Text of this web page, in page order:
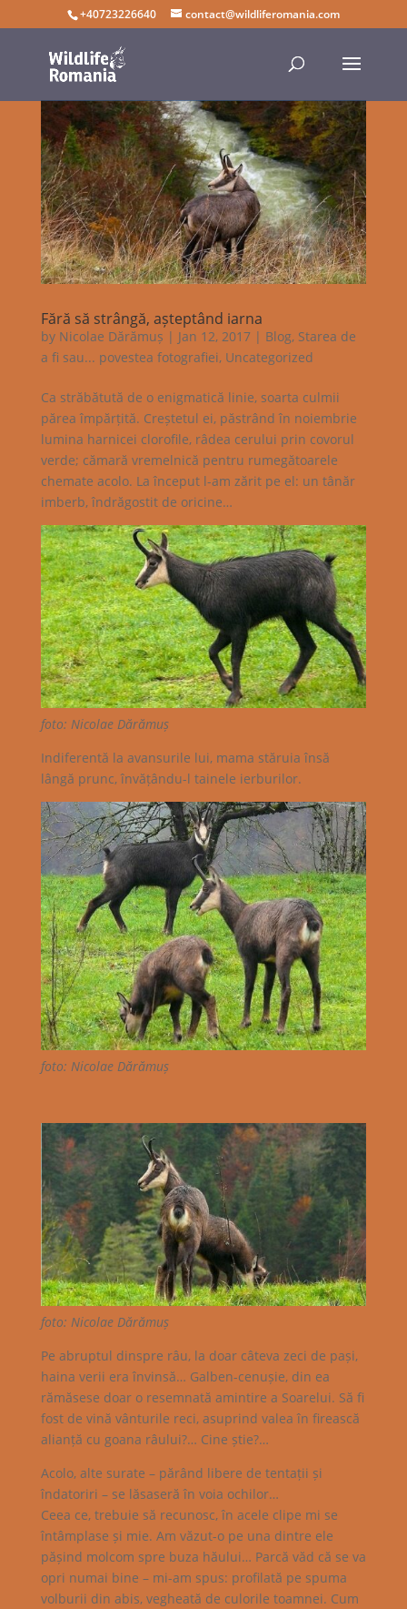
+40723226640 contact@wildliferomania.com
Fără să strângă, așteptând iarna
by Nicolae Dărămuș | Jan 12, 2017| Blog, Starea de
a fi sau... povestea fotografiei, Uncategorized
Ca străbătută de o enigmatică linie, soarta culmii
părea împărțită. Creștetul ei, păstrând în noiembrie
lumina harnicei clorofile, râdea cerului prin covorul
verde; cămară vremelnică pentru rumegătoarele
chemate acolo. La început l-am zărit pe el: un tânăr
imberb, îndrăgostit de oricine…
foto: Nicolae Dărămuș
Indiferentă la avansurile lui, mama stăruia însă
lângă prunc, învățându-l tainele ierburilor.
foto: Nicolae Dărămuș
foto: Nicolae Dărămuș
Pe abruptul dinspre râu, la doar câteva zeci de pași,
haina verii era învinsă… Galben-cenușie, din ea
rămăsese doar o resemnată amintire a Soarelui. Să fi
fost de vină vânturile reci, asuprind valea în firească
alianță cu goana râului?… Cine știe?…
Acolo, alte surate – părând libere de tentații și
îndatoriri – se lăsaseră în voia ochilor…
Ceea ce, trebuie să recunosc, în acele clipe mi se
întâmplase și mie. Am văzut-o pe una dintre ele
pășind molcom spre buza hăului… Parcă văd că se va
opri numai bine – mi-am spus: profilată pe spuma
volburii din abis, vegheată de culorile toamnei. Cum